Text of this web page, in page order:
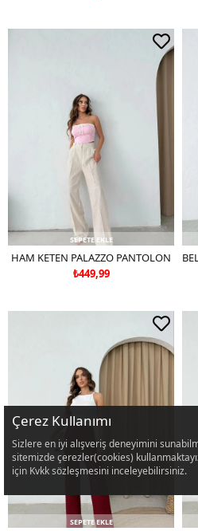
SEPETE EKLE
HAM KETEN PALAZZO PANTOLON
₺449,99
SEPETE EKLE
Çerez Kullanımı
Sizlere en iyi alışveriş deneyimini
sitemizde çerezler(cookies)
için Kvkk sözleşmesini inceleyebilirsiniz.